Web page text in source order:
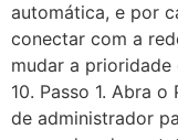
automática, e por
conectar com a
mudar a
10. Passo 1. Abra
de administrador